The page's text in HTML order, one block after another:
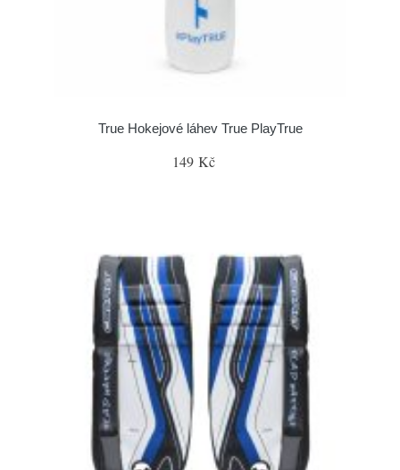
True Hokejové láhev True PlayTrue
149 Kč